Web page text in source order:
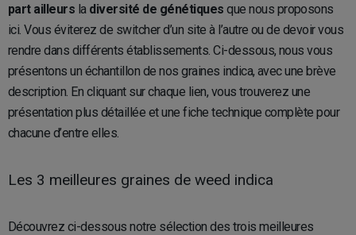
part ailleurs la diversité de génétiques que nous proposons
ici. Vous éviterez de switcher d’un site à l’autre ou de devoir vous
rendre dans différents établissements. Ci-dessous, nous vous
présentons un échantillon de nos graines indica, avec une brève
description. En cliquant sur chaque lien, vous trouverez une
présentation plus détaillée et une fiche technique complète pour
chacune d’entre elles.
Les 3 meilleures graines de weed indica
Découvrez ci-dessous notre sélection des trois meilleures